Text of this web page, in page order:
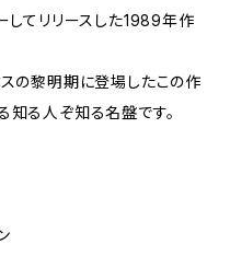
してリリースした1989年作
スの黎明期に登場したこの作
る人ぞ知る名盤です。